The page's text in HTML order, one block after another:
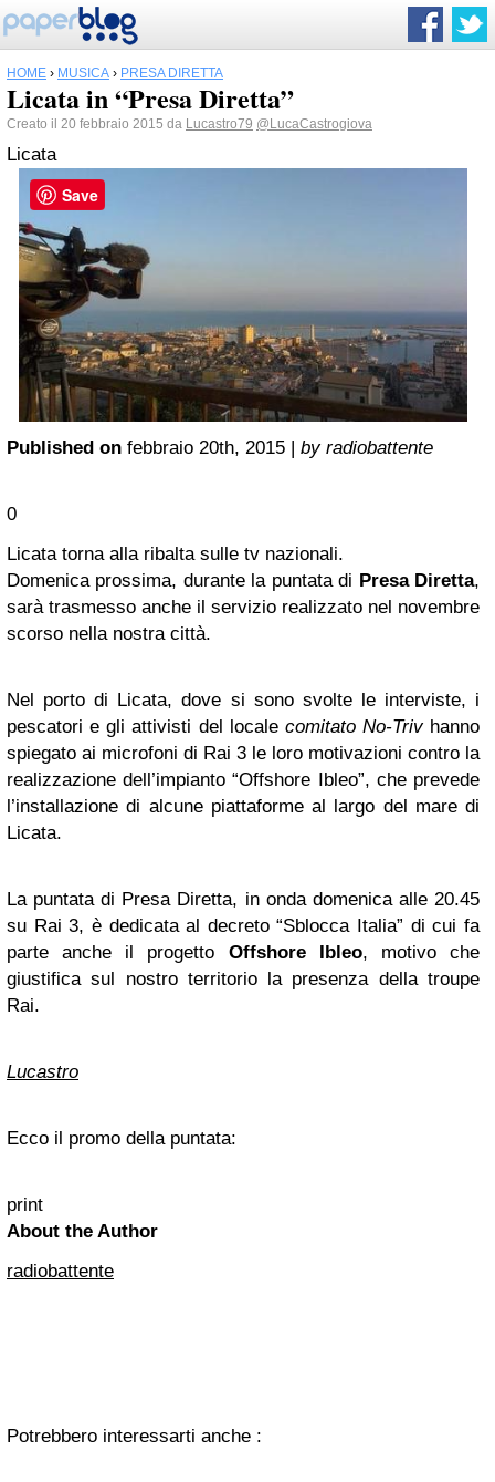
HOME › MUSICA › PRESA DIRETTA
Licata in “Presa Diretta”
Creato il 20 febbraio 2015 da Lucastro79 @LucaCastrogiova
Licata
Published on febbraio 20th, 2015 | by radiobattente
0
Licata torna alla ribalta sulle tv nazionali.
Domenica prossima, durante la puntata di Presa Diretta,
sarà trasmesso anche il servizio realizzato nel novembre
scorso nella nostra città.
Nel porto di Licata, dove si sono svolte le interviste, i
pescatori e gli attivisti del locale comitato No-Trivhanno
spiegato ai microfoni di Rai 3 le loro motivazioni contro la
realizzazione dell’impianto “Offshore Ibleo”, che prevede
l’installazione di alcune piattaforme al largo del mare di
Licata.
La puntata di Presa Diretta, in onda domenica alle 20.45
su Rai 3, è dedicata al decreto “Sblocca Italia” di cui fa
parte anche il progetto Offshore Ibleo, motivo che
giustifica sul nostro territorio la presenza della troupe
Rai.
Lucastro
Ecco il promo della puntata:
print
About the Author
radiobattente
Potrebbero interessarti anche :
Save